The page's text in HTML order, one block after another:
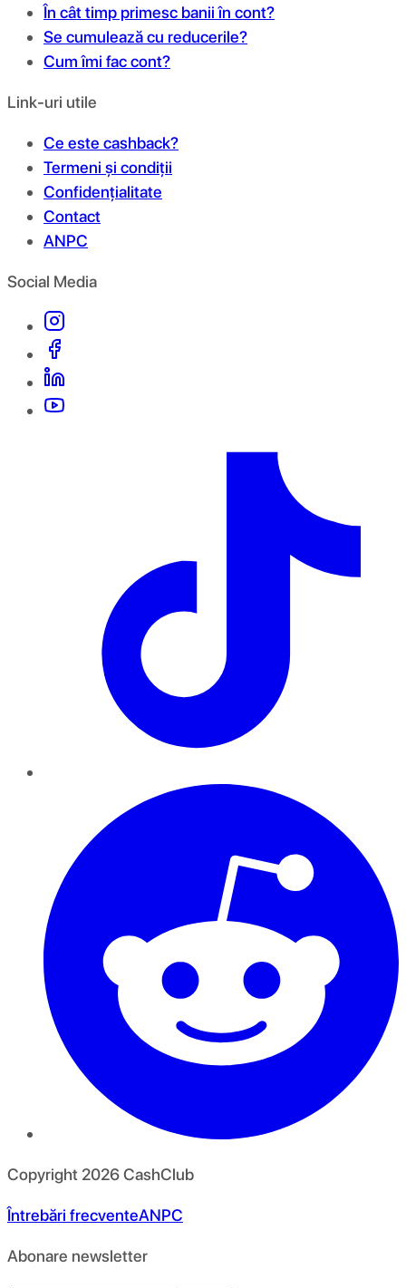
În cât timp primesc banii în cont?
Se cumulează cu reducerile?
Cum îmi fac cont?
Link-uri utile
Ce este cashback?
Termeni și condiții
Confidențialitate
Contact
ANPC
Social Media
Copyright 2026CashClub
Întrebări frecventeANPC
Abonare newsletter